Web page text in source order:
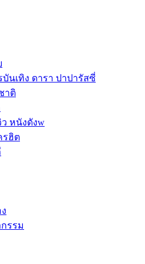
นเทิง ดารา ปาปารัสซี่
าติ
หนังดังw
รฮิต
รรม